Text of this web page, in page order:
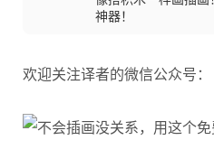
神器！
欢迎关注译者的微信公众号：